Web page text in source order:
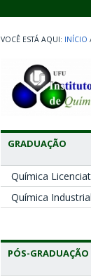
INÍCIO
GRADUAÇÃO
Química
Química Industrial
PÓS-GRADUAÇÃO